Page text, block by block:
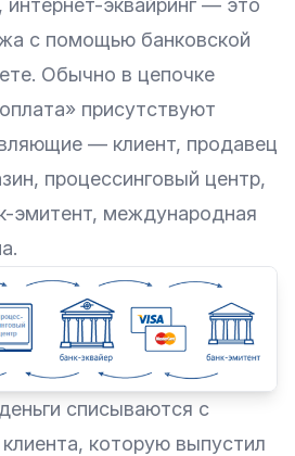
эквайринг — это
с помощью банковской
Обычно в цепочке
присутствуют
— клиент, продавец
процессинговый центр,
эмитент, международная
списываются с
которую выпустил